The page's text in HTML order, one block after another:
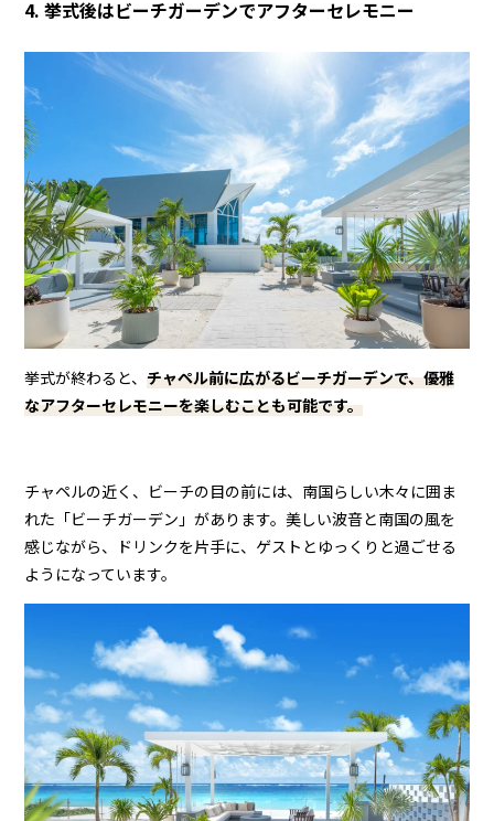
4. 挙式後はビーチガーデンでアフターセレモニー
挙式が終わると、チャペル前に広がるビーチガーデンで、優雅
なアフターセレモニーを楽しむことも可能です。
チャペルの近く、ビーチの目の前には、南国らしい木々に囲ま
れた「ビーチガーデン」があります。美しい波音と南国の風を
感じながら、ドリンクを片手に、ゲストとゆっくりと過ごせる
ようになっています。